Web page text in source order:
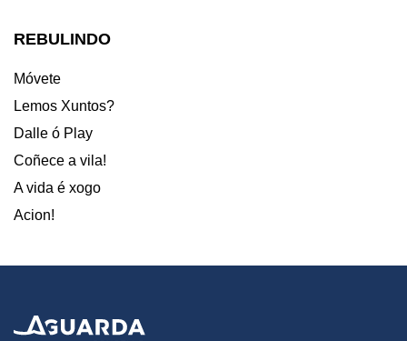
REBULINDO
Móvete
Lemos Xuntos?
Dalle ó Play
Coñece a vila!
A vida é xogo
Acion!